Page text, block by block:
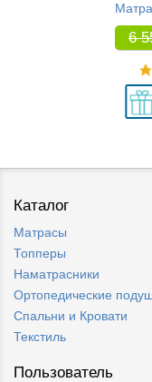
6
Каталог
Матрасы
Топперы
Наматрасники
Ортопедические
Спальни и Кровати
Текстиль
Пользователь